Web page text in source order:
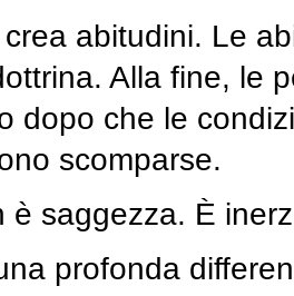
abitudini. Le
Alla fine, le
dopo che le
scomparse.
è saggezza. È
profonda